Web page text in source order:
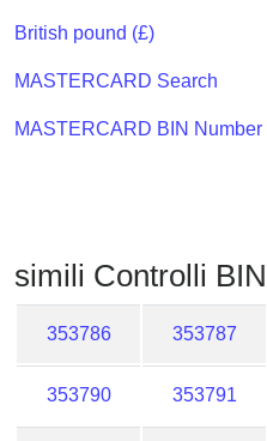
/
Validator
British pound (£)
MASTERCARD Search
MASTERCARD BIN Number
simili Controlli BIN
353786 353787
353790 353791